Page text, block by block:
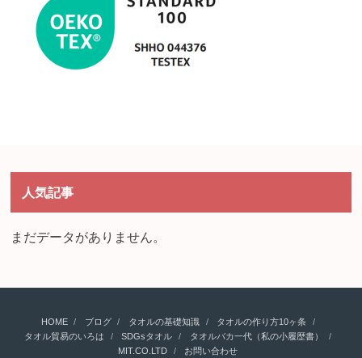
人気記事
まだデータがありません。
HOME ブログ タオルの基礎知識
タオルの作り方10ヶ条
タオル貿易のいろは
SDGsタオル
タオルバカ一代（私の小履歴書）
MIT.CO.LTD
お問い合わせ